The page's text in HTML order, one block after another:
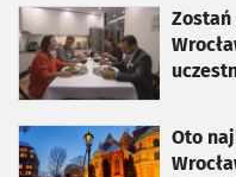
otworzy się w nowej
Oto
otworzy się w nowej